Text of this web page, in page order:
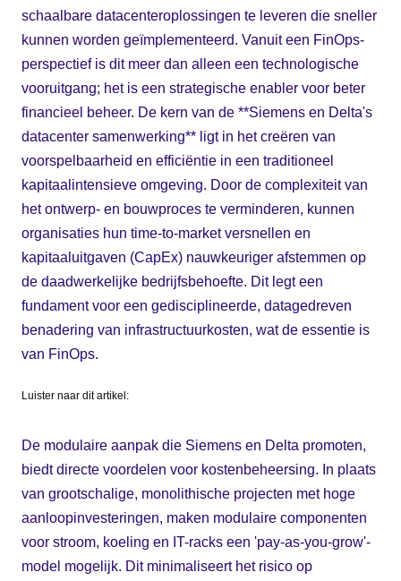
schaalbare datacenteroplossingen te leveren die sneller
kunnen worden geïmplementeerd. Vanuit een FinOps-
perspectief is dit meer dan alleen een technologische
vooruitgang; het is een strategische enabler voor beter
financieel beheer. De kern van de **Siemens en Delta's
datacenter samenwerking** ligt in het creëren van
voorspelbaarheid en efficiëntie in een traditioneel
kapitaalintensieve omgeving. Door de complexiteit van
het ontwerp- en bouwproces te verminderen, kunnen
organisaties hun time-to-market versnellen en
kapitaaluitgaven (CapEx) nauwkeuriger afstemmen op
de daadwerkelijke bedrijfsbehoefte. Dit legt een
fundament voor een gedisciplineerde, datagedreven
benadering van infrastructuurkosten, wat de essentie is
van FinOps.
Luister naar dit artikel:
De modulaire aanpak die Siemens en Delta promoten,
biedt directe voordelen voor kostenbeheersing. In plaats
van grootschalige, monolithische projecten met hoge
aanloopinvesteringen, maken modulaire componenten
voor stroom, koeling en IT-racks een 'pay-as-you-grow'-
model mogelijk. Dit minimaliseert het risico op